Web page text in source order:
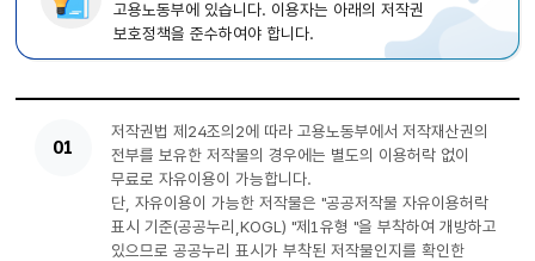
고용노동부에 있습니다. 이용자는 아래의 저작권
보호정책을 준수하여야 합니다.
01
저작권법 제24조의2에 따라 고용노동부에서 저작재산권의
전부를 보유한 저작물의 경우에는 별도의 이용허락 없이
무료로 자유이용이 가능합니다.
단, 자유이용이 가능한 저작물은 "공공저작물 자유이용허락
표시 기준(공공누리,KOGL) "제1유형 "을 부착하여 개방하고
있으므로 공공누리 표시가 부착된 저작물인지를 확인한